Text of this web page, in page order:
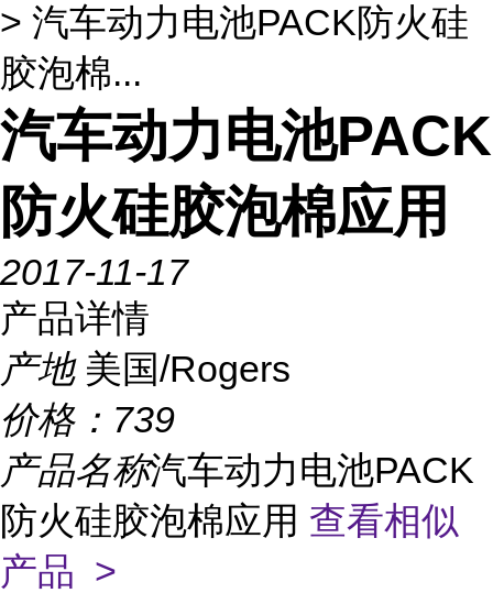
> 汽车动力电池PACK防火硅
胶泡棉...
汽车动力电池PACK
防火硅胶泡棉应用
2017-11-17
产品详情
产地 美国/Rogers
价格： 739
产品名称汽车动力电池PACK
防火硅胶泡棉应用 查看相似
产品 >